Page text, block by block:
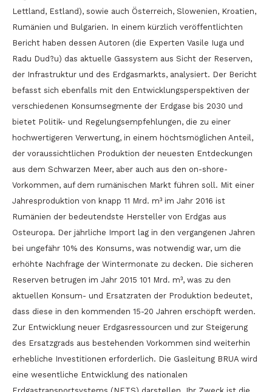
Lettland, Estland), sowie auch Österreich, Slowenien, Kroatien,
Rumänien und Bulgarien. In einem kürzlich veröffentlichten
Bericht haben dessen Autoren (die Experten Vasile Iuga und
Radu Dud?u) das aktuelle Gassystem aus Sicht der Reserven,
der Infrastruktur und des Erdgasmarkts, analysiert. Der Bericht
befasst sich ebenfalls mit den Entwicklungsperspektiven der
verschiedenen Konsumsegmente der Erdgase bis 2030 und
bietet Politik- und Regelungsempfehlungen, die zu einer
hochwertigeren Verwertung, in einem höchtsmöglichen Anteil,
der voraussichtlichen Produktion der neuesten Entdeckungen
aus dem Schwarzen Meer, aber auch aus den on-shore-
Vorkommen, auf dem rumänischen Markt führen soll. Mit einer
Jahresproduktion von knapp 11 Mrd. m³ im Jahr 2016 ist
Rumänien der bedeutendste Hersteller von Erdgas aus
Osteuropa. Der jährliche Import lag in den vergangenen Jahren
bei ungefähr 10% des Konsums, was notwendig war, um die
erhöhte Nachfrage der Wintermonate zu decken. Die sicheren
Reserven betrugen im Jahr 2015 101 Mrd. m³, was zu den
aktuellen Konsum- und Ersatzraten der Produktion bedeutet,
dass diese in den kommenden 15-20 Jahren erschöpft werden.
Zur Entwicklung neuer Erdgasressourcen und zur Steigerung
des Ersatzgrads aus bestehenden Vorkommen sind weiterhin
erhebliche Investitionen erforderlich. Die Gasleitung BRUA wird
eine wesentliche Entwicklung des nationalen